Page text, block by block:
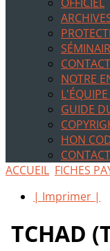
NOTRE
GUIDE
HON
CONTACT
ACCUEIL FICHES
| Imprimer |
TCHAD